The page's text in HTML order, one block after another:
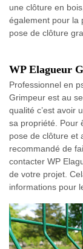
une clôture en
également pour la
pose de clôture
WP Elagueur
Professionnel en
Grimpeur est au
qualité c’est avoir
sa propriété. Pour
pose de clôture et
recommandé de
contacter WP
de votre projet.
informations pour